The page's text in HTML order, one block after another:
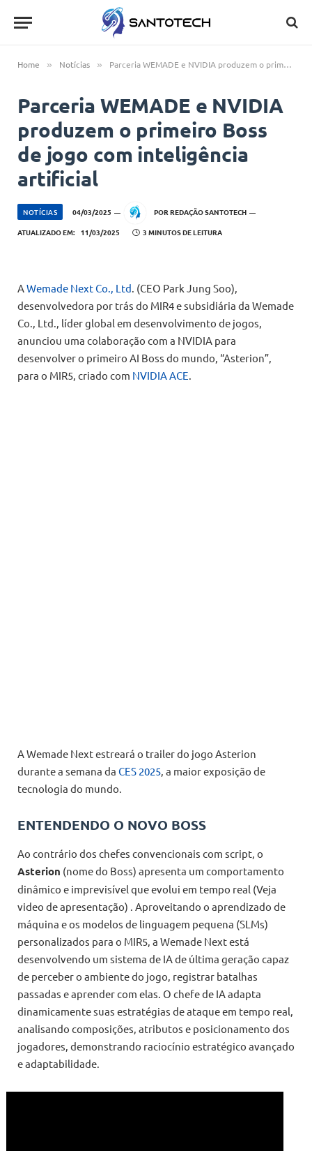
Home » Notícias » Parceria WEMADE e NVIDIA produzem o primeiro Boss de jogo com inteligência artificial
Parceria WEMADE e NVIDIA
produzem o primeiro Boss
de jogo com inteligência
artificial
NOTÍCIAS 04/03/2025 POR REDAÇÃO SANTOTECH
ATUALIZADO EM: 11/03/2025 3 MINUTOS DE LEITURA
AWemade Next Co., Ltd. (CEO Park Jung Soo),
desenvolvedora por trás do MIR4 e subsidiária da Wemade
Co., Ltd., líder global em desenvolvimento de jogos,
anunciou uma colaboração com a NVIDIA para
desenvolver o primeiro AI Boss do mundo, “Asterion”,
para o MIR5, criado com NVIDIA ACE.
A Wemade Next estreará o trailer do jogo Asterion
durante a semana da CES 2025, a maior exposição de
tecnologia do mundo.
ENTENDENDO O NOVO BOSS
Ao contrário dos chefes convencionais com script, o
Asterion (nome do Boss) apresenta um comportamento
dinâmico e imprevisível que evolui em tempo real (Veja
video de apresentação) . Aproveitando o aprendizado de
máquina e os modelos de linguagem pequena (SLMs)
personalizados para o MIR5, a Wemade Next está
desenvolvendo um sistema de IA de última geração capaz
de perceber o ambiente do jogo, registrar batalhas
passadas e aprender com elas. O chefe de IA adapta
dinamicamente suas estratégias de ataque em tempo real,
analisando composições, atributos e posicionamento dos
jogadores, demonstrando raciocínio estratégico avançado
e adaptabilidade.